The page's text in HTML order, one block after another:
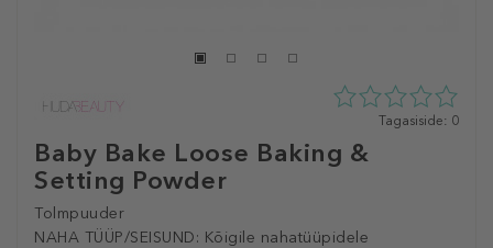
Baby Bake Loose Baking &
Setting Powder
Tolmpuuder
NAHA TÜÜP/SEISUND: Kõigile nahatüüpidele
0
Tagasiside: 0